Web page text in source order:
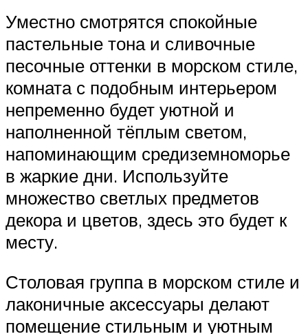
Уместно смотрятся спокойные
пастельные тона и сливочные
песочные оттенки в морском стиле,
комната с подобным интерьером
непременно будет уютной и
наполненной тёплым светом,
напоминающим средиземноморье
в жаркие дни. Используйте
множество светлых предметов
декора и цветов, здесь это будет к
месту.
Столовая группа в морском стиле и
лаконичные аксессуары делают
помещение стильным и уютным